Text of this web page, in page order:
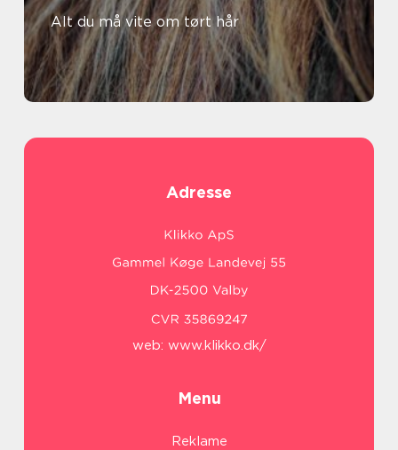
Alt du må vite om tørt hår
Adresse
web: www.klikko.dk/
Menu
Reklame